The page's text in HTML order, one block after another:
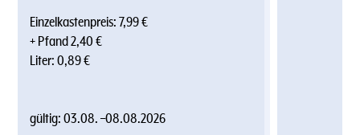
Einzelkastenpreis: 7,99 €
+ Pfand 2,40 €
Liter: 0,89 €
gültig: 03.08. –08.08.2026